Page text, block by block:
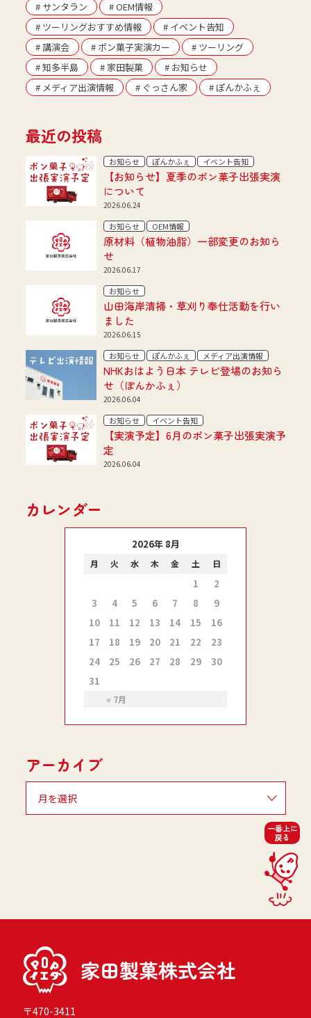
# サンタラン
# OEM情報
# ツーリングおすすめ情報
# イベント告知
# 講演会
# ポン菓子実演カー
# ツーリング
# 知多半島
# 家田製菓
# お知らせ
# メディア出演情報
# ぐっさん家 # ぽんかふぇ
最近の投稿
お知らせ ぽんかふぇ イベント告知
【お知らせ】夏季のポン菓子出張実演
について
2026.06.24
お知らせ OEM情報
原材料（植物油脂）一部変更のお知ら
せ
2026.06.17
お知らせ
山田海岸清掃・草刈り奉仕活動を行い
ました
2026.06.15
お知らせ ぽんかふぇ メディア出演情報
NHKおはよう日本 テレビ登場のお知ら
せ（ぽんかふぇ）
2026.06.04
お知らせ イベント告知
【実演予定】6月のポン菓子出張実演予
定
2026.06.04
カレンダー
2026年 8月
月 火 水 木 金 土 日
1
2
3
4 5 6 7 8
9
10
11 12 13 14 15
16
17
18 19 20 21 22
23
24
25 26 27 28 29
30
31
7月
アーカイブ
一番上に
戻る
〒470-3411